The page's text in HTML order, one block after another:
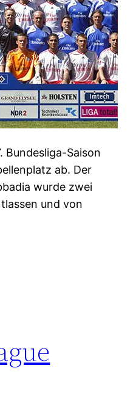
Bundesliga-Saison
ab. Der
wurde zwei
und von